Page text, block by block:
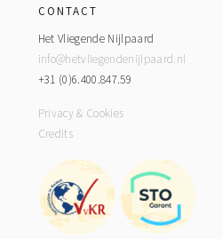
CONTACT
Het Vliegende Nijlpaard
info@hetvliegendenijlpaard.nl
+31 (0)6.400.847.59
Privacy & Cookies
Credits